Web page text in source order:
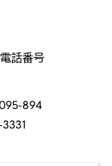
電話番号
095-894